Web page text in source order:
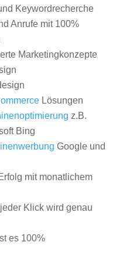
Keywordrecherche
Anrufe mit 100%
Marketingkonzepte
Lösungen
z.B.
Bing
Google und
mit monatlichem
Klick wird genau
es 100%